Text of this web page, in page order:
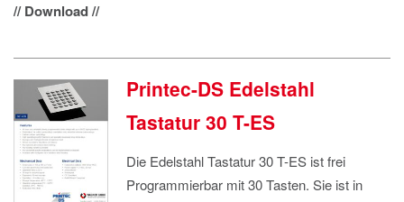
// Download //
Printec-DS Edelstahl
Tastatur 30 T-ES
Die Edelstahl Tastatur 30 T-ES ist frei
Programmierbar mit 30 Tasten. Sie ist in